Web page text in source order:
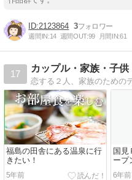
2123864 3
週間IN:14 週間OUT:99 月間IN:61
17
福島の田舎にある温泉に行
きたい！
5年前
国見
ープ
6年前